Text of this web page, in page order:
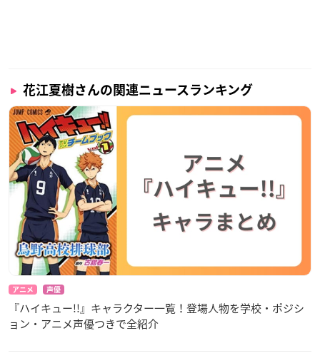
花江夏樹さんの関連ニュースランキング
アニメ 声優
『ハイキュー!!』キャラクター一覧！登場人物を学校・ポジシ
ョン・アニメ声優つきで全紹介